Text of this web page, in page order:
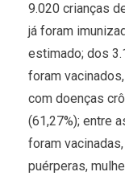
9.020 crianças
já foram
estimado; dos
foram
com doenças
(61,27%); entre
foram
puérperas,